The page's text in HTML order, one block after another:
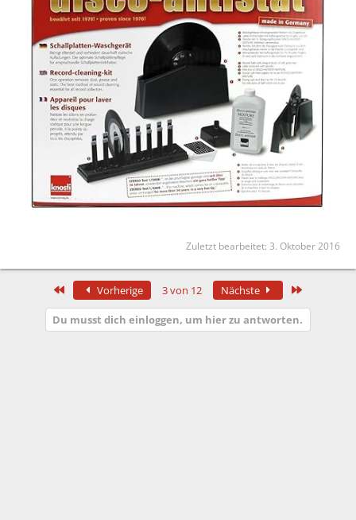
Zuletzt bearbeitet: 3. Oktober 2016
Erste Vorherige 3 von 12 Nächste
Du musst dich einloggen, um hier zu antworten.